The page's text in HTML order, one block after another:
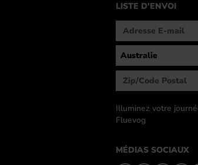
LISTE D'ENVOI
Illuminez votre
Fluevog
MÉDIAS SOCIAUX